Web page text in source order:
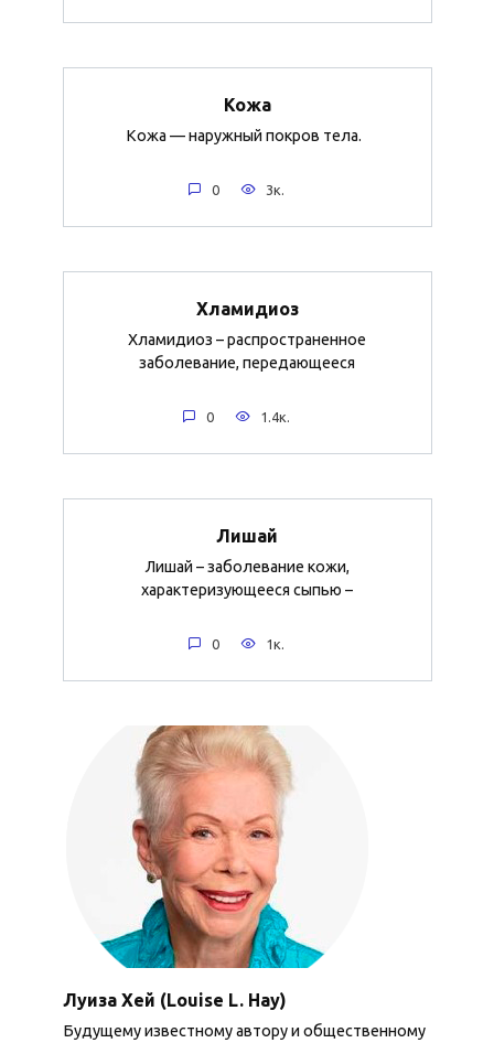
Кожа
Кожа — наружный покров тела.
0 3к.
Хламидиоз
Хламидиоз – распространенное
заболевание, передающееся
0 1.4к.
Лишай
Лишай – заболевание кожи,
характеризующееся сыпью –
0 1к.
Луиза Хей (Louise L. Hay)
Будущему известному автору и общественному